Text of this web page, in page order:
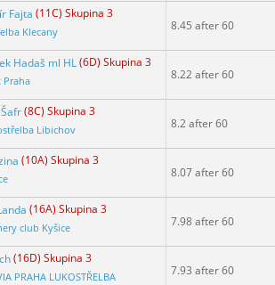
Fajta (11C) Skupina 3
Klecany 8.45 after 60
Hadaš ml HL(6D) Skupina 3
Praha 8.22 after 60
(8C) Skupina 3
Libichov 8.2 after 60
(10A) Skupina 3
8.07 after 60
(16A) Skupina 3
club Kyšice 7.98 after 60
(16D) Skupina 3
PRAHA LUKOSTŘELBA 7.93 after 60